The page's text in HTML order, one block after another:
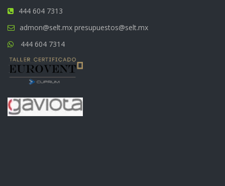
444 604 7313
admon@selt.mx presupuestos@selt.mx
444 604 7314